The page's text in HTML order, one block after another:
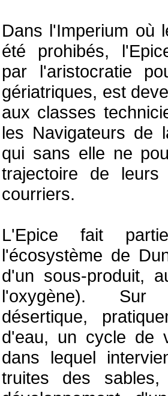
Dans l'Imperium où
été prohibés,
par l'aristocratie
gériatriques, est
aux classes
les Navigateurs de
qui sans elle ne
trajectoire de leurs
courriers.
L'Epice fait
l'écosystème de
d'un sous-produit,
l'oxygène).
désertique,
d'eau, un cycle de
dans lequel
truites des